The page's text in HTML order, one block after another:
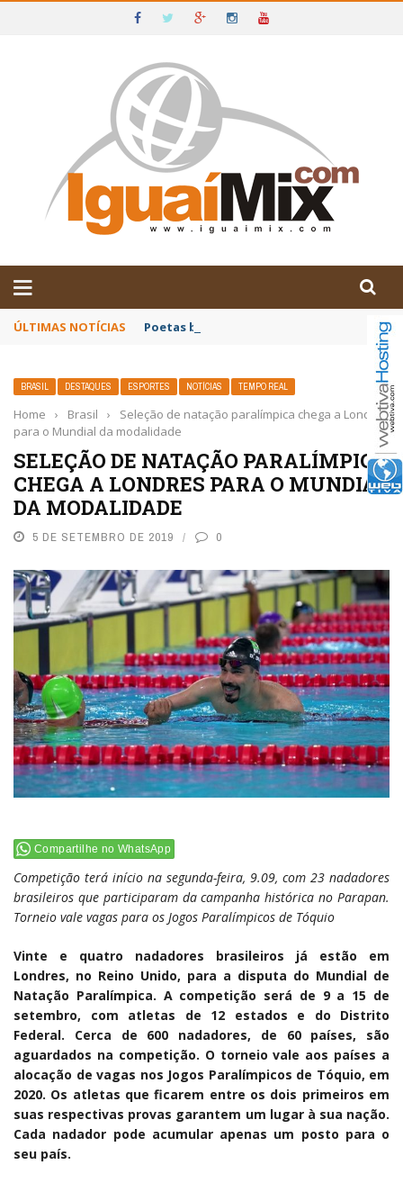
IGUAÍ E SUDOESTE DA BAHIA
ÚLTIMAS NOTÍCIAS Poetas baianos representam o Brasil no
BRASIL DESTAQUES ESPORTES NOTÍCIAS TEMPO REAL
Home › Brasil ›
Seleção de natação paralímpica chega a Londres
para o Mundial da modalidade
SELEÇÃO DE NATAÇÃO PARALÍMPICA
CHEGA A LONDRES PARA O MUNDIAL
DA MODALIDADE
5 DE SETEMBRO DE 2019 0
Compartilhe no WhatsApp
Competição terá início na segunda-feira, 9.09, com 23 nadadores
brasileiros que participaram da campanha histórica no Parapan.
Torneio vale vagas para os Jogos Paralímpicos de Tóquio
Vinte e quatro nadadores brasileiros já estão em
Londres, no Reino Unido, para a disputa do Mundial de
Natação Paralímpica. A competição será de 9 a 15 de
setembro, com atletas de 12 estados e do Distrito
Federal. Cerca de 600 nadadores, de 60 países, são
aguardados na competição. O torneio vale aos países a
alocação de vagas nos Jogos Paralímpicos de Tóquio, em
2020. Os atletas que ficarem entre os dois primeiros em
suas respectivas provas garantem um lugar à sua nação.
Cada nadador pode acumular apenas um posto para o
seu país.